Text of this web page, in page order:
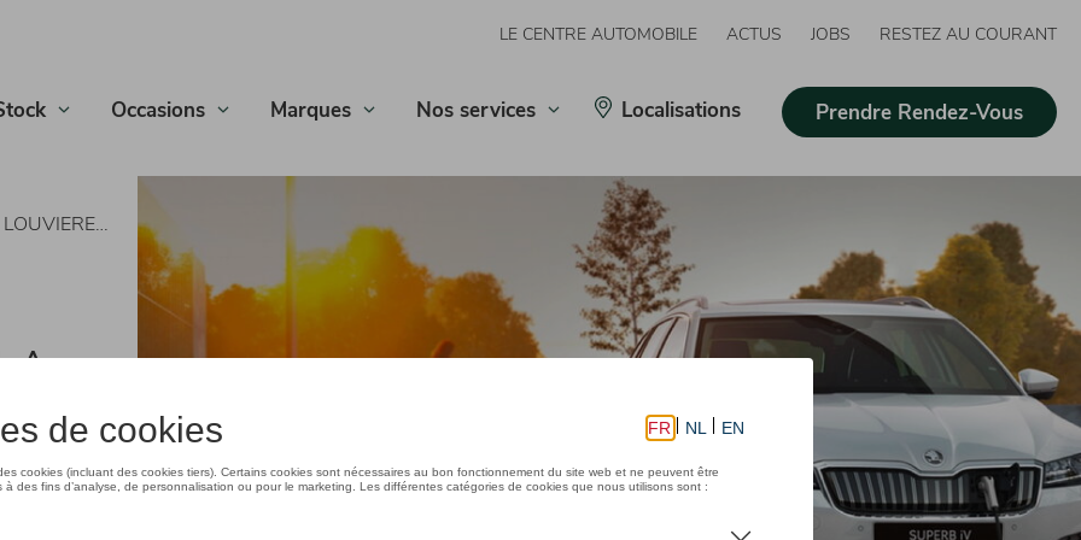
LE CENTRE AUTOMOBILE ACTUS JOBS RESTEZ AU COURANT
Occasions Marques Nos services Localisations Prendre Rendez-Vous
Škoda